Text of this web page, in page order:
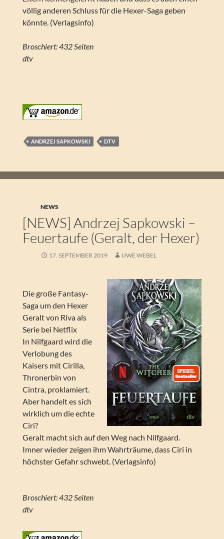
völlig anderen Schluss für die Hexer-Saga geben
könnte. (Verlagsinfo)
Broschiert: 432 Seiten
dtv
ANDRZEJ SAPKOWSKI DTV
NEWS
[NEWS] Andrzej Sapkowski –
Feuertaufe (Geralt, der Hexer)
17. SEPTEMBER 2019 UWE WEBEL
Die große Fantasy-
Saga um den Hexer
Geralt von Riva als
Serie bei Netflix
In Nilfgaard wird die
Verlobung des
Kaisers mit Cirilla,
Thronerbin von
Cintra, proklamiert.
Aber handelt es sich
wirklich um die echte
Ciri?
Geralt macht sich auf den Weg nach Nilfgaard.
Imner wieder zeigen ihm Wahrträume, dass Ciri in
höchster Gefahr schwebt. (Verlagsinfo)
Broschiert: 432 Seiten
dtv